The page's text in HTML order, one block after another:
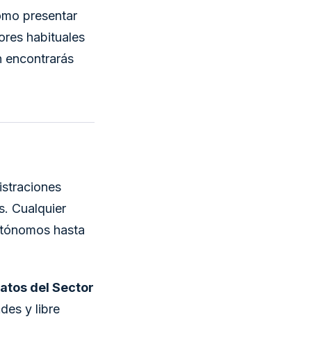
presentar
habituales
encontrarás
Cualquier
hasta
del Sector
y libre